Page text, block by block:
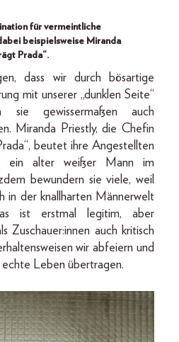
für vermeintliche
beispielsweise Miranda
Prada“.
dass wir durch bösartige
mit unserer „dunklen Seite“
sie gewissermaßen auch
Miranda Priestly, die Chefin
beutet ihre Angestellten
ein alter weißer Mann im
bewundern sie viele, weil
in der knallharten Männerwelt
ist erstmal legitim, aber
Zuschauer:innen auch kritisch
wir abfeiern und
echte Leben übertragen.